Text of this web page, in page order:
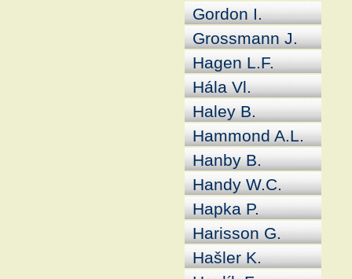
Gordon I.
Grossmann J.
Hagen L.F.
Hála Vl.
Haley B.
Hammond A.L.
Hanby B.
Handy W.C.
Hapka P.
Harisson G.
Hašler K.